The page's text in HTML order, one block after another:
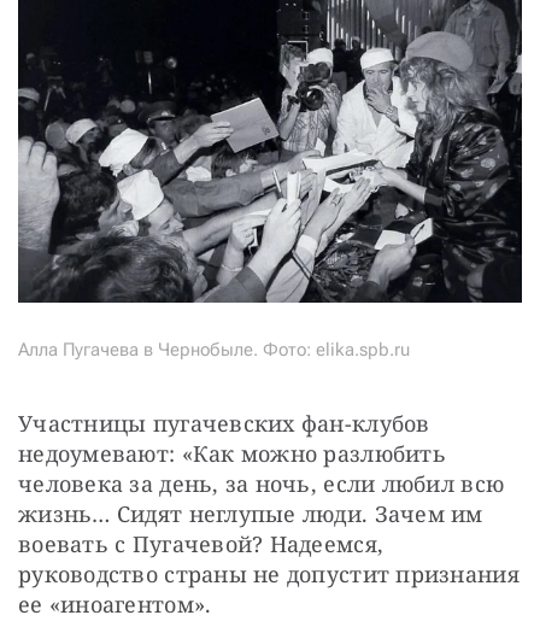
Алла Пугачева в Чернобыле. Фото: elika.spb.ru
Участницы пугачевских фан-клубов
недоумевают: «Как можно разлюбить
человека за день, за ночь, если любил всю
жизнь… Сидят неглупые люди. Зачем им
воевать с Пугачевой? Надеемся,
руководство страны не допустит признания
ее «иноагентом».